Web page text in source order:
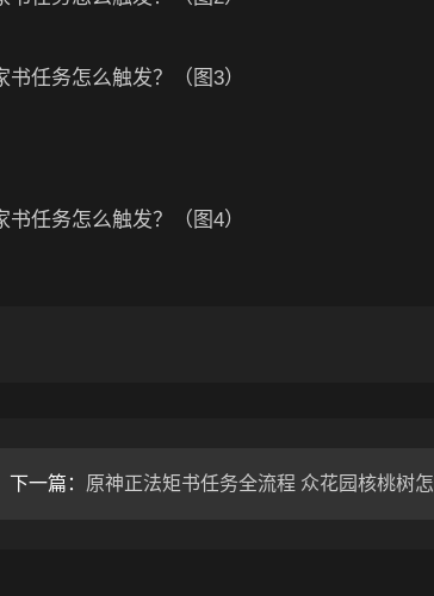
下一篇： 原神正法矩书任务全流程 众花园核桃树怎么玩？